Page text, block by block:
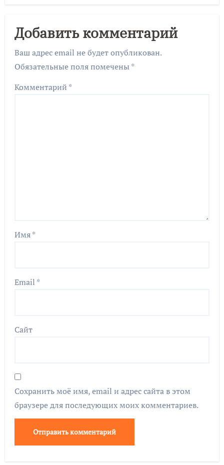
Добавить комментарий
Ваш адрес email не будет опубликован.
Обязательные поля помечены *
Комментарий *
Имя*
Email *
Сайт
Сохранить моё имя, email и адрес сайта в этом
браузере для последующих моих комментариев.